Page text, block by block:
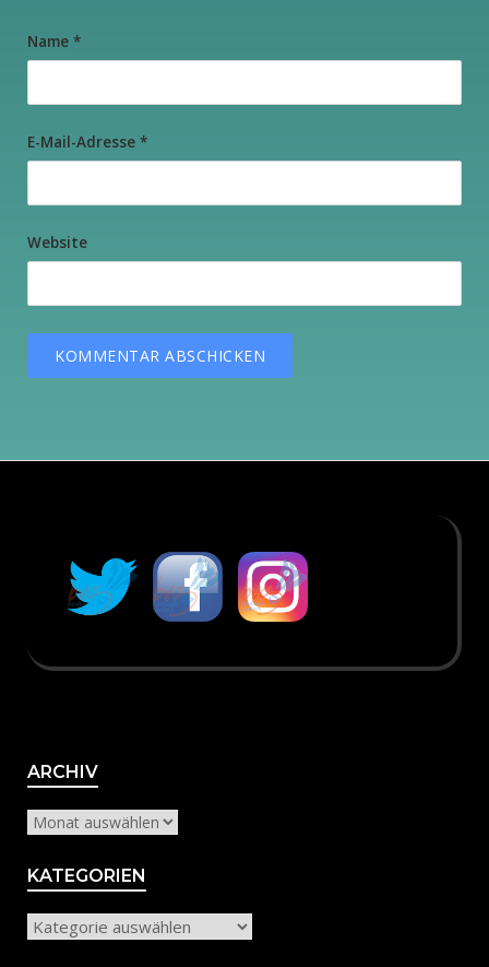
Name *
E-Mail-Adresse *
Website
ARCHIVArchiv
KATEGORIEN
Kategorien